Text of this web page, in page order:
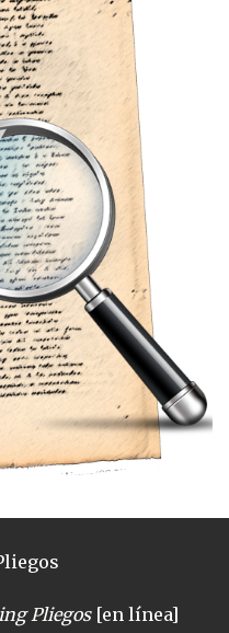
Pliegos[en línea]